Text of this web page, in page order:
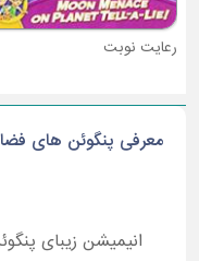
رعایت نوبت
معرفی پنگوئن های
انیمیشن زیبای